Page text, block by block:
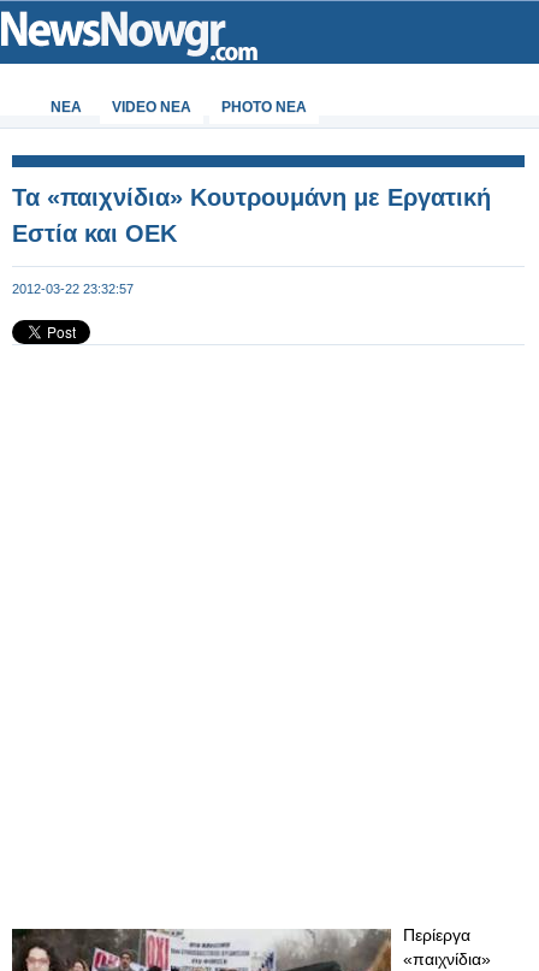
ΝΕΑ VIDEO NEA PHOTO NEA
Τα «παιχνίδια» Κουτρουμάνη με Εργατική
Εστία και ΟΕΚ
2012-03-22 23:32:57
Περίεργα
«παιχνίδια»